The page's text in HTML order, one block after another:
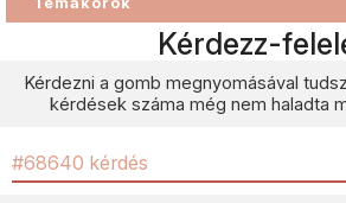
Kérdezz-
Kérdezni a gomb megnyomásával
kérdések száma még nem haladta
#68640 kérdés